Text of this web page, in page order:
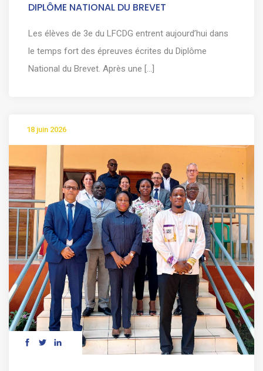
DIPLÔME NATIONAL DU BREVET
Les élèves de 3e du LFCDG entrent aujourd’hui dans
le temps fort des épreuves écrites du Diplôme
National du Brevet. Après une [...]
18 juin 2026